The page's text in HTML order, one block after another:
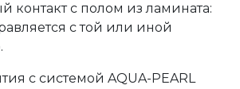
контакт с полом из ламината:
с той или иной
с системой AQUA-PEARL